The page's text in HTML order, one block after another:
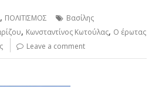
, ΠΟΛΙΤΙΣΜΟΣ
Βασίλης
, Κωνσταντίνος Κωτούλας, Ο έρωτας
Leave a comment